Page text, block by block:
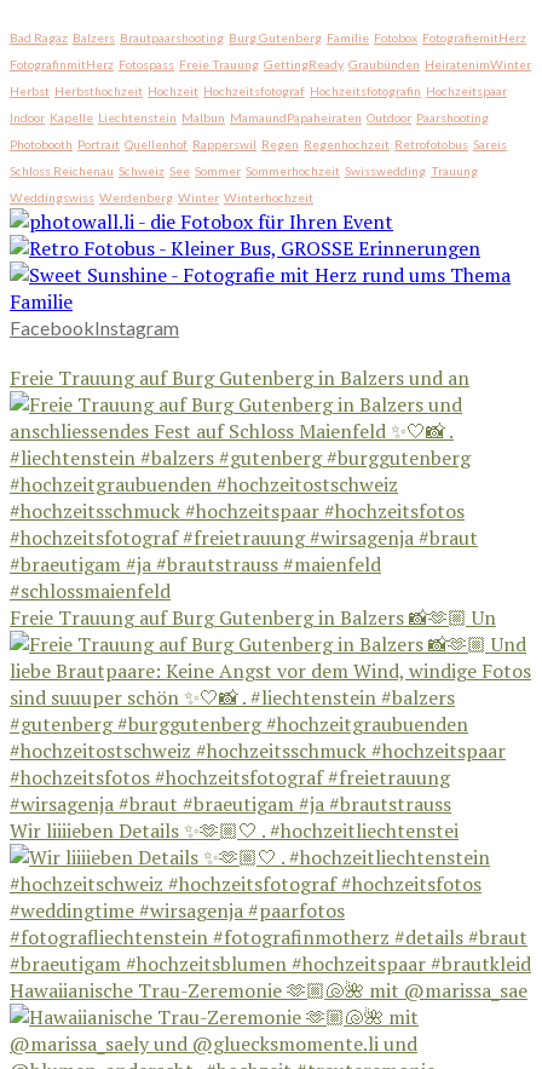
Bad Ragaz Balzers Brautpaarshooting Burg Gutenberg Familie Fotobox FotografiemitHerz
FotografinmitHerz Fotospass Freie Trauung GettingReady Graubünden HeiratenimWinter
Herbst Herbsthochzeit Hochzeit Hochzeitsfotograf Hochzeitsfotografin Hochzeitspaar
Indoor Kapelle Liechtenstein Malbun MamaundPapaheiraten Outdoor Paarshooting
Photobooth Portrait Quellenhof Rapperswil Regen Regenhochzeit Retrofotobus Sareis
Schloss Reichenau Schweiz See Sommer Sommerhochzeit Swisswedding Trauung
Weddingswiss Werdenberg Winter Winterhochzeit
FacebookInstagram
Freie Trauung auf Burg Gutenberg in Balzers und an
Freie Trauung auf Burg Gutenberg in Balzers 📸🫶🏼 Un
Wir liiiieben Details ✨🫶🏼🤍 . #hochzeitliechtenstei
Hawaiianische Trau-Zeremonie 🫶🏼🐚🌺 mit @marissa_sae